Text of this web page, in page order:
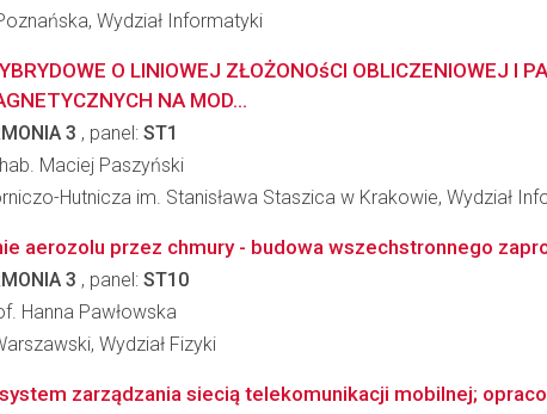
Wydział Informatyki
O LINIOWEJ ZŁOŻONOśCI OBLICZENIOWEJ I
NA MOD...
3 , panel: ST1
Maciej Paszyński
Hutnicza im. Stanisława Staszica w Krakowie, Wydział
aerozolu przez chmury - budowa wszechstronnego
3 , panel: ST10
Hanna Pawłowska
Wydział Fizyki
zarządzania siecią telekomunikacji mobilnej;